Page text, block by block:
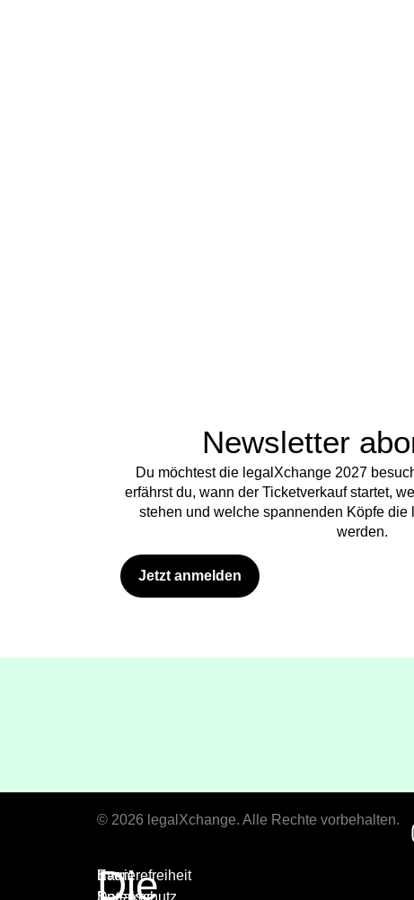
Newsletter
Du möchtest die legalXchange 2027
erfährst du, wann der Ticketverkauf startet,
stehen und welche spannenden Köpfe
werden.
Jetzt anmelden
Die
Event
Barrierefreiheit
© 2026 legalXchange. Alle Rechte vorbehalten.